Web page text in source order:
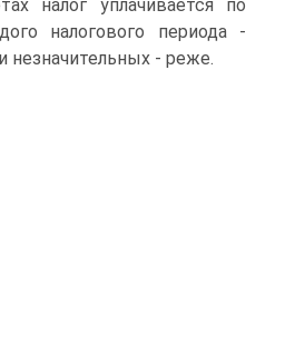
налог уплачивается по
налогового периода -
незначительных - реже.